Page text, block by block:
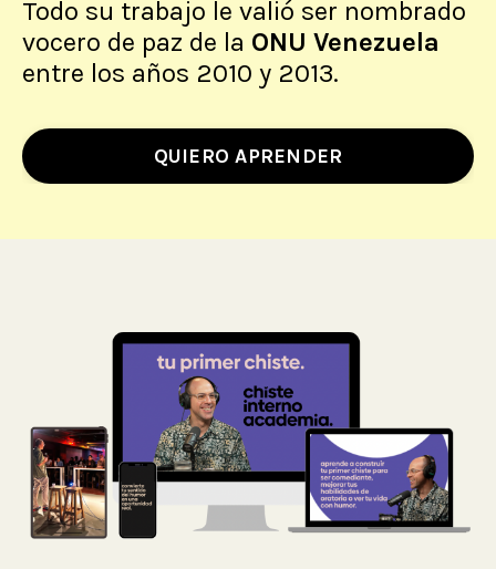
Todo su trabajo le valió ser nombrado
vocero de paz de la ONU Venezuela
entre los años 2010 y 2013.
QUIERO APRENDER